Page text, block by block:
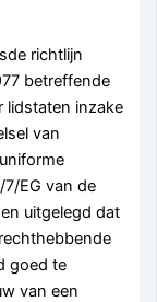
richtlijn
betreffende
lidstaten inzake
van
EG van de
uitgelegd dat
goed te
van een